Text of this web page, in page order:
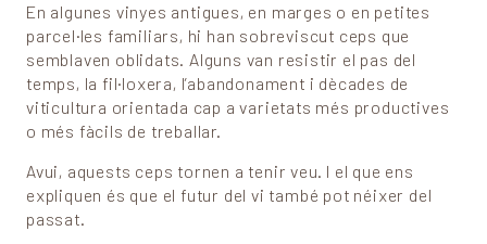
En algunes vinyes antigues, en marges o en petites
parcel·les familiars, hi han sobreviscut ceps que
semblaven oblidats. Alguns van resistir el pas del
temps, la fil·loxera, l’abandonament i dècades de
viticultura orientada cap a varietats més productives
o més fàcils de treballar.
Avui, aquests ceps tornen a tenir veu. I el que ens
expliquen és que el futur del vi també pot néixer del
passat.